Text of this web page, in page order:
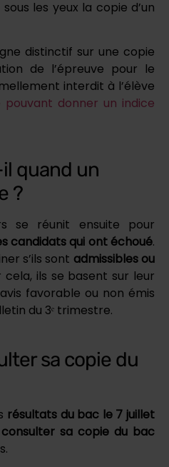
les yeux la copie d’un
distinctif sur une copie
de l’épreuve pour le
interdit à l’élève
pouvant donner un indice
quand un
?
se réunit ensuite pour
candidats qui ont échoué.
s’ils sont admissibles ou
cela, ils se basent sur leur
favorable ou non émis
du 3ᵉ trimestre.
sa copie du
résultats du bac le 7 juillet
consulter sa copie du bac